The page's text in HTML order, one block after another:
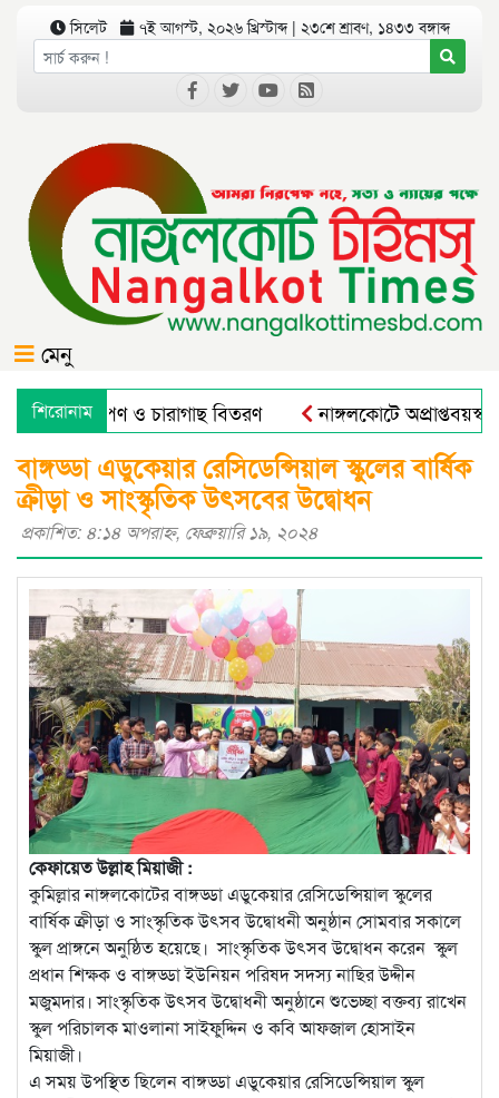
সিলেট ৭ই আগস্ট, ২০২৬ খ্রিস্টাব্দ | ২৩শে শ্রাবণ, ১৪৩৩ বঙ্গাব্দ
মেনু
শিরোনাম
বৃক্ষরোপণ ও চারাগাছ বিতরণ নাঙ্গলকোটে অপ্রাপ্তবয়স্ক
বাঙ্গড্ডা এডুকেয়ার রেসিডেন্সিয়াল স্কুলের বার্ষিক
ক্রীড়া ও সাংস্কৃতিক উৎসবের উদ্বোধন
প্রকাশিত: ৪:১৪ অপরাহ্ণ, ফেব্রুয়ারি ১৯, ২০২৪
কেফায়েত উল্লাহ মিয়াজী :
কুমিল্লার নাঙ্গলকোটের বাঙ্গড্ডা এডুকেয়ার রেসিডেন্সিয়াল স্কুলের
বার্ষিক ক্রীড়া ও সাংস্কৃতিক উৎসব উদ্বোধনী অনুষ্ঠান সোমবার সকালে
স্কুল প্রাঙ্গনে অনুষ্ঠিত হয়েছে। সাংস্কৃতিক উৎসব উদ্বোধন করেন স্কুল
প্রধান শিক্ষক ও বাঙ্গড্ডা ইউনিয়ন পরিষদ সদস্য নাছির উদ্দীন
মজুমদার। সাংস্কৃতিক উৎসব উদ্বোধনী অনুষ্ঠানে শুভেচ্ছা বক্তব্য রাখেন
স্কুল পরিচালক মাওলানা সাইফুদ্দিন ও কবি আফজাল হোসাইন
মিয়াজী।
এ সময় উপস্থিত ছিলেন বাঙ্গড্ডা এডুকেয়ার রেসিডেন্সিয়াল স্কুল